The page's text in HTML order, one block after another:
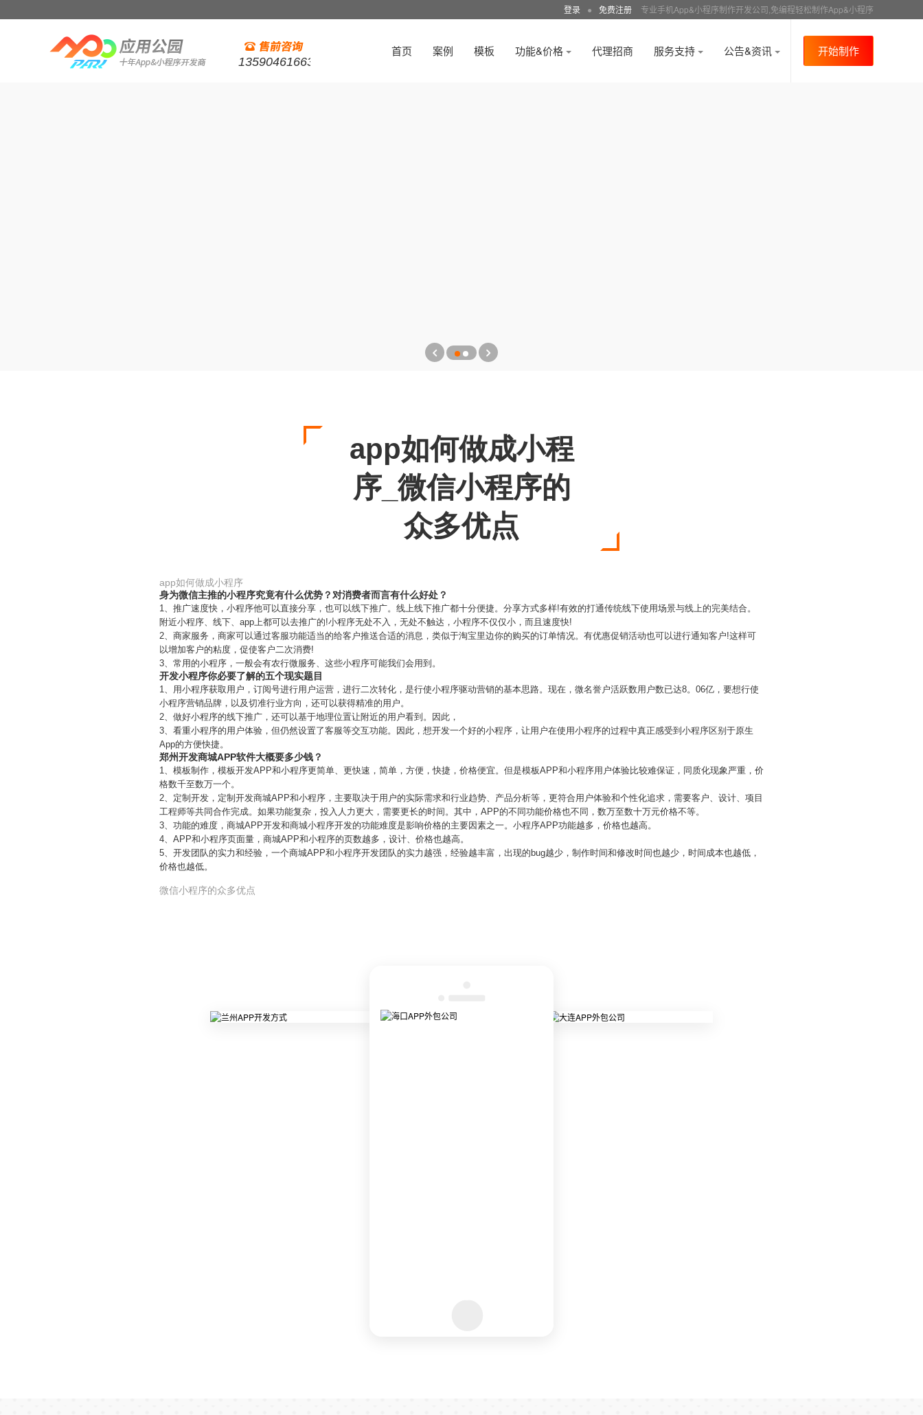
登录 ● 免费注册 专业手机App&小程序制作开发公司,免编程轻松制作App&小程序
13590461663
首页 案例 模板 功能&价格 代理招商 服务支持 公告&资讯 开始制作
app如何做成小程
序_微信小程序的
众多优点
app如何做成小程序
身为微信主推的小程序究竟有什么优势？对消费者而言有什么好处？
1、推广速度快，小程序他可以直接分享，也可以线下推广。线上线下推广都十分便捷。分享方式多样!有效的打通传统线下使用场景与线上的完美结合。
附近小程序、线下、app上都可以去推广的!小程序无处不入，无处不触达，小程序不仅仅小，而且速度快!
2、商家服务，商家可以通过客服功能适当的给客户推送合适的消息，类似于淘宝里边你的购买的订单情况。有优惠促销活动也可以进行通知客户!这样可
以增加客户的粘度，促使客户二次消费!
3、常用的小程序，一般会有农行微服务、这些小程序可能我们会用到。
开发小程序你必要了解的五个现实题目
1、用小程序获取用户，订阅号进行用户运营，进行二次转化，是行使小程序驱动营销的基本思路。现在，微名誉户活跃数用户数已达8。06亿，要想行使
小程序营销品牌，以及切准行业方向，还可以获得精准的用户。
2、做好小程序的线下推广，还可以基于地理位置让附近的用户看到。因此，
3、看重小程序的用户体验，但仍然设置了客服等交互功能。因此，想开发一个好的小程序，让用户在使用小程序的过程中真正感受到小程序区别于原生
App的方便快捷。
郑州开发商城APP软件大概要多少钱？
1、模板制作，模板开发APP和小程序更简单、更快速，简单，方便，快捷，价格便宜。但是模板APP和小程序用户体验比较难保证，同质化现象严重，价
格数千至数万一个。
2、定制开发，定制开发商城APP和小程序，主要取决于用户的实际需求和行业趋势、产品分析等，更符合用户体验和个性化追求，需要客户、设计、项目
工程师等共同合作完成。如果功能复杂，投入人力更大，需要更长的时间。其中，APP的不同功能价格也不同，数万至数十万元价格不等。
3、功能的难度，商城APP开发和商城小程序开发的功能难度是影响价格的主要因素之一。小程序APP功能越多，价格也越高。
4、APP和小程序页面量，商城APP和小程序的页数越多，设计、价格也越高。
5、开发团队的实力和经验，一个商城APP和小程序开发团队的实力越强，经验越丰富，出现的bug越少，制作时间和修改时间也越少，时间成本也越低，
价格也越低。
微信小程序的众多优点